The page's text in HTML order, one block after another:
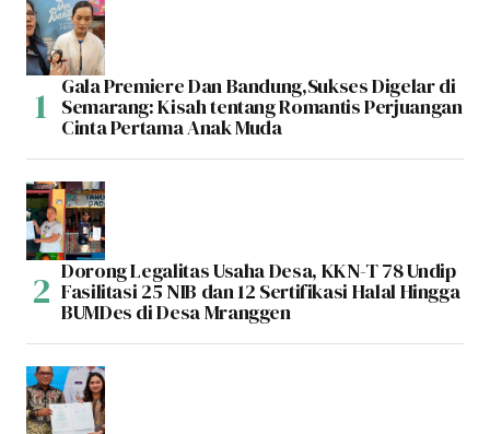
Gala Premiere Dan Bandung,Sukses Digelar di
Semarang: Kisah tentang Romantis Perjuangan
Cinta Pertama Anak Muda
Dorong Legalitas Usaha Desa, KKN-T 78 Undip
Fasilitasi 25 NIB dan 12 Sertifikasi Halal Hingga
BUMDes di Desa Mranggen